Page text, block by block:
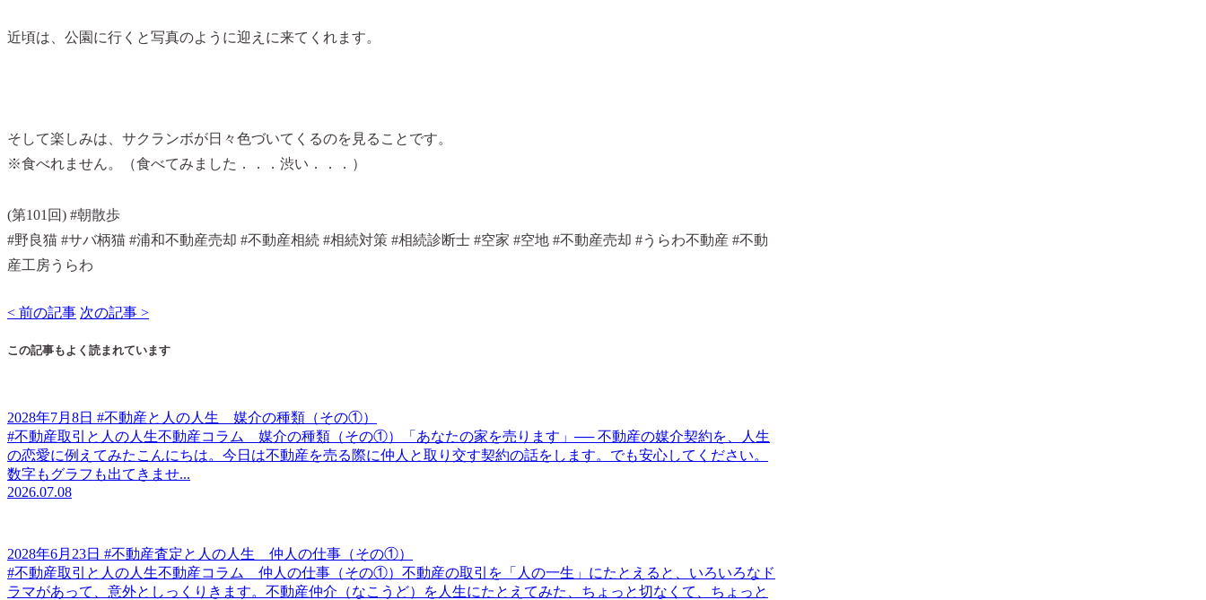
近頃は、公園に行くと写真のように迎えに来てくれます。
そして楽しみは、サクランボが日々色づいてくるのを見ることです。
※食べれません。（食べてみました．．．渋い．．．）
(第101回) #朝散歩
#野良猫 #サバ柄猫 #浦和不動産売却 #不動産相続 #相続対策 #相続診断士 #空家 #空地 #不動産売却 #うらわ不動産 #不動
産工房うらわ
< 前の記事 次の記事 >
この記事もよく読まれています
2028年7月8日 #不動産と人の人生 媒介の種類（その①）
#不動産取引と人の人生不動産コラム 媒介の種類（その①）「あなたの家を売ります」── 不動産の媒介契約を、人生
の恋愛に例えてみたこんにちは。今日は不動産を売る際に仲人と取り交す契約の話をします。でも安心してください。
数字もグラフも出てきませ...
2026.07.08
2028年6月23日 #不動産査定と人の人生 仲人の仕事（その①）
#不動産取引と人の人生不動産コラム 仲人の仕事（その①）不動産の取引を「人の一生」にたとえると、いろいろなド
ラマがあって、意外としっくりきます。不動産仲介（なこうど）を人生にたとえてみた、ちょっと切なくて、ちょっと